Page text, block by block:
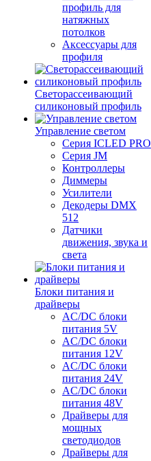
профиль для
натяжных
потолков
Аксессуары для
профиля
Светорассеивающий
силиконовый профиль
Управление светом
Серия ICLED PRO
Серия JM
Контроллеры
Диммеры
Усилители
Декодеры DMX
512
Датчики
движения, звука и
света
Блоки питания и
драйверы
AC/DC блоки
питания 5V
AC/DC блоки
питания 12V
AC/DC блоки
питания 24V
AC/DC блоки
питания 48V
Драйверы для
мощных
светодиодов
Драйверы для